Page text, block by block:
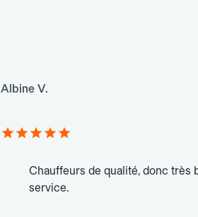
Albine V.
Chauffeurs de qualité, donc très
service.